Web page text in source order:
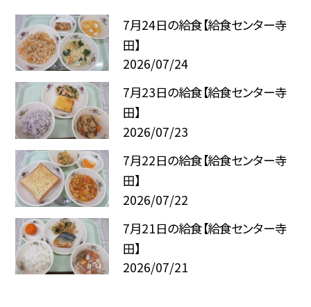
7月24日の給食【給食センター寺
田】
2026/07/24
7月23日の給食【給食センター寺
田】
2026/07/23
7月22日の給食【給食センター寺
田】
2026/07/22
7月21日の給食【給食センター寺
田】
2026/07/21